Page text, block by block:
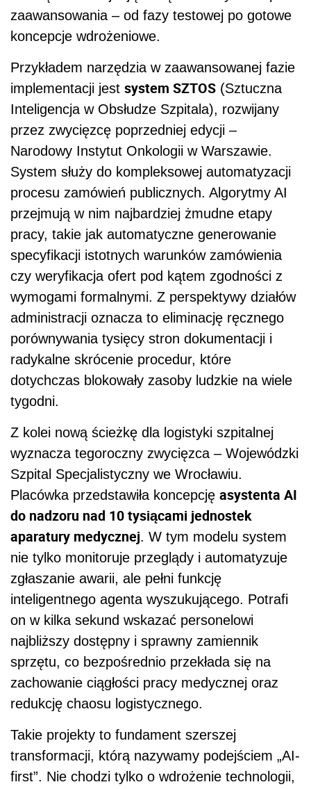
zaawansowania – od fazy testowej po gotowe
koncepcje wdrożeniowe.
Przykładem narzędzia w zaawansowanej fazie
implementacji jest system SZTOS (Sztuczna
Inteligencja w Obsłudze Szpitala), rozwijany
przez zwycięzcę poprzedniej edycji –
Narodowy Instytut Onkologii w Warszawie.
System służy do kompleksowej automatyzacji
procesu zamówień publicznych. Algorytmy AI
przejmują w nim najbardziej żmudne etapy
pracy, takie jak automatyczne generowanie
specyfikacji istotnych warunków zamówienia
czy weryfikacja ofert pod kątem zgodności z
wymogami formalnymi. Z perspektywy działów
administracji oznacza to eliminację ręcznego
porównywania tysięcy stron dokumentacji i
radykalne skrócenie procedur, które
dotychczas blokowały zasoby ludzkie na wiele
tygodni.
Z kolei nową ścieżkę dla logistyki szpitalnej
wyznacza tegoroczny zwycięzca – Wojewódzki
Szpital Specjalistyczny we Wrocławiu.
Placówka przedstawiła koncepcję asystenta AI
do nadzoru nad 10 tysiącami jednostek
aparatury medycznej. W tym modelu system
nie tylko monitoruje przeglądy i automatyzuje
zgłaszanie awarii, ale pełni funkcję
inteligentnego agenta wyszukującego. Potrafi
on w kilka sekund wskazać personelowi
najbliższy dostępny i sprawny zamiennik
sprzętu, co bezpośrednio przekłada się na
zachowanie ciągłości pracy medycznej oraz
redukcję chaosu logistycznego.
Takie projekty to fundament szerszej
transformacji, którą nazywamy podejściem „AI-
first”. Nie chodzi tylko o wdrożenie technologii,